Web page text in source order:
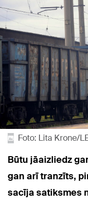
Foto: Lita Krone/
Būtu jāaizliedz
gan arī tranzīts,
sacīja satiksmes